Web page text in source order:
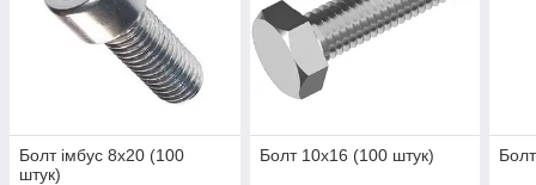
Болт імбус 8х20 (100
штук)
Болт 10х16 (100 штук)